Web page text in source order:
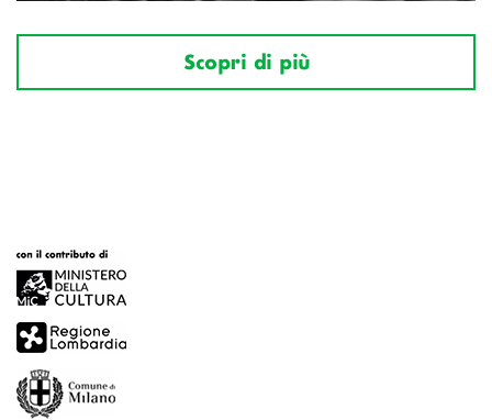
Scopri di più